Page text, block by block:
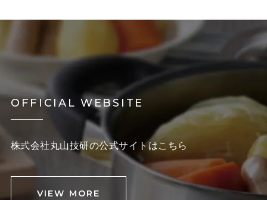
OFFICIAL WEBSITE
株式会社丸山技研の公式サイトはこちら
VIEW MORE